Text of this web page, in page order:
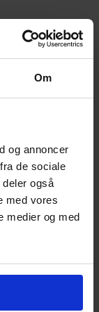
Om
og annoncer
de sociale
også
med vores
medier og med